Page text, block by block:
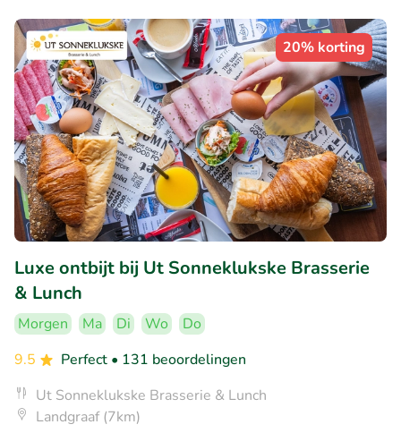
20% korting
Luxe ontbijt bij Ut Sonneklukske Brasserie
& Lunch
Morgen Ma Di Wo
Do
9.5
Perfect • 131 beoordelingen
Ut Sonneklukske Brasserie & Lunch
Landgraaf (7km)